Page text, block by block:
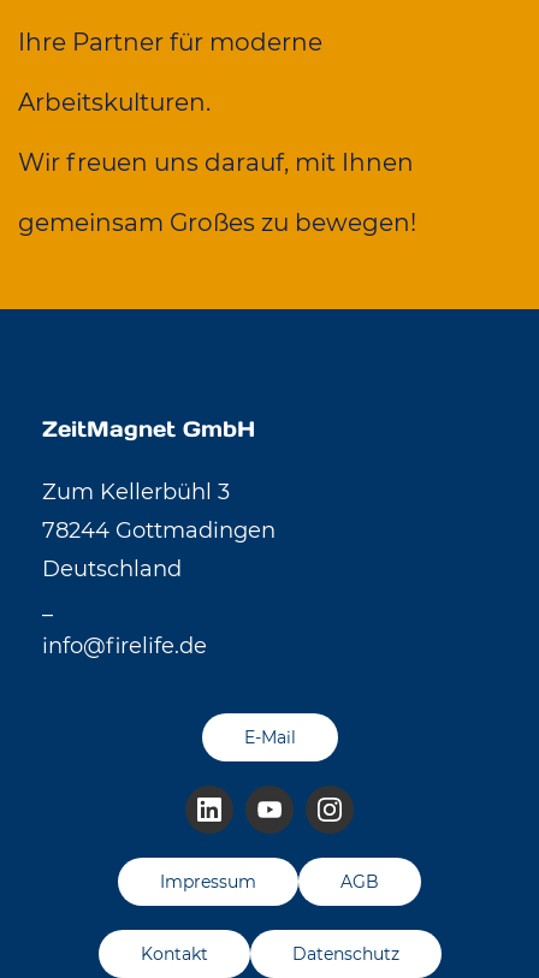
Ihre Partner für moderne
Arbeitskulturen.
Wir freuen uns darauf, mit Ihnen
gemeinsam Großes zu bewegen!
ZeitMagnet GmbH
Zum Kellerbühl 3
78244 Gottmadingen
Deutschland
info@firelife.de
E-Mail
Impressum AGB
Kontakt Datenschutz